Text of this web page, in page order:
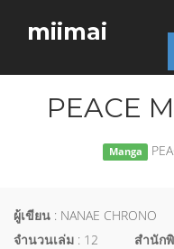
miimai
PEACE
Manga
ผู้เขียน : NANAE CHRONO
จำนวนเล่ม : 12 สำนัก